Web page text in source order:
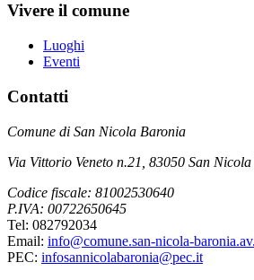
Vivere il comune
Luoghi
Eventi
Contatti
Comune di San Nicola Baronia
Via Vittorio Veneto n.21, 83050 San
Codice fiscale: 81002530640
P.IVA: 00722650645
Tel: 082792034
Email: info@comune.san-nicola-
PEC: infosannicolabaronia@pec.it